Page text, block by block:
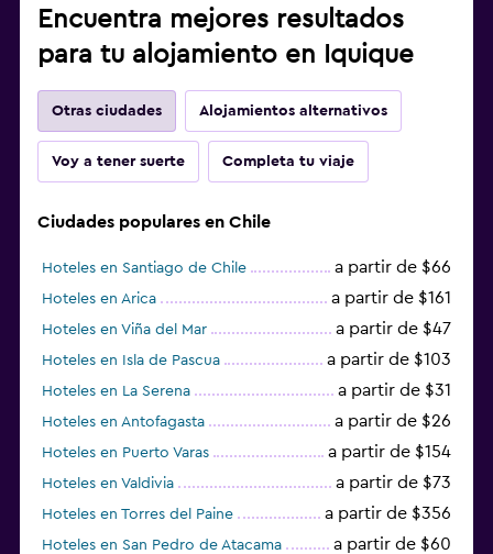
Encuentra mejores resultados
para tu alojamiento en Iquique
Otras ciudades Alojamientos alternativos
Voy a tener suerte Completa tu viaje
Ciudades populares en Chile
Hoteles en Santiago de Chile a partir de $66
Hoteles en Arica a partir de $161
Hoteles en Viña del Mar a partir de $47
Hoteles en Isla de Pascua a partir de $103
Hoteles en La Serena a partir de $31
Hoteles en Antofagasta a partir de $26
Hoteles en Puerto Varas a partir de $154
Hoteles en Valdivia a partir de $73
Hoteles en Torres del Paine a partir de $356
Hoteles en San Pedro de Atacama a partir de $60